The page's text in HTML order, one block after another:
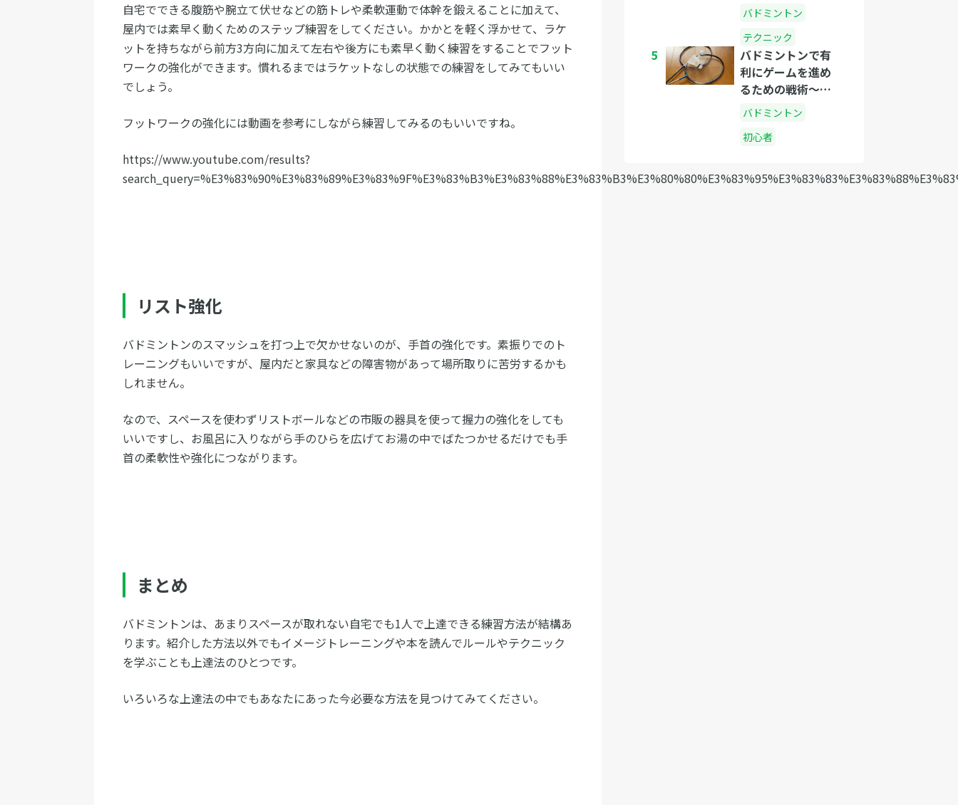
自宅でできる腹筋や腕立て伏せなどの筋トレや柔軟運動で体幹を鍛えることに加えて、
屋内では素早く動くためのステップ練習をしてください。かかとを軽く浮かせて、ラケ
ットを持ちながら前方3方向に加えて左右や後方にも素早く動く練習をすることでフット
ワークの強化ができます。慣れるまではラケットなしの状態での練習をしてみてもいい
でしょう。
フットワークの強化には動画を参考にしながら練習してみるのもいいですね。
https://www.youtube.com/results?
リスト強化
バドミントンのスマッシュを打つ上で欠かせないのが、手首の強化です。素振りでのト
レーニングもいいですが、屋内だと家具などの障害物があって場所取りに苦労するかも
しれません。
なので、スペースを使わずリストボールなどの市販の器具を使って握力の強化をしても
いいですし、お風呂に入りながら手のひらを広げてお湯の中でばたつかせるだけでも手
首の柔軟性や強化につながります。
まとめ
バドミントンは、あまりスペースが取れない自宅でも1人で上達できる練習方法が結構あ
ります。紹介した方法以外でもイメージトレーニングや本を読んでルールやテクニック
を学ぶことも上達法のひとつです。
いろいろな上達法の中でもあなたにあった今必要な方法を見つけてみてください。
バドミントン
テクニック
5
バドミントンで有
利にゲームを進め
るための戦術〜シ
ングルス編〜
バドミントン
初心者